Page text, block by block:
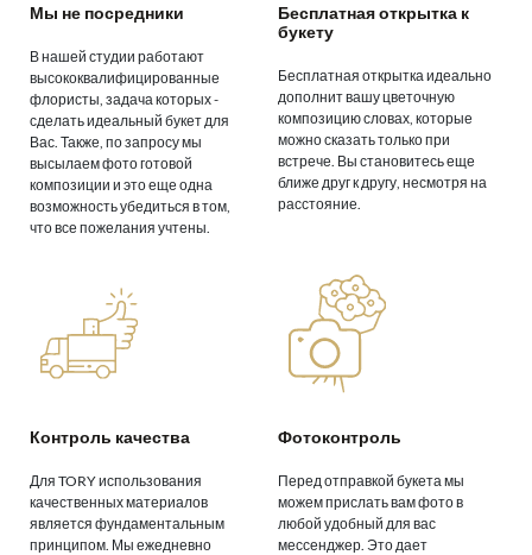
Мы не посредники
В нашей студии работают
высококвалифицированные
флористы, задача которых -
сделать идеальный букет для
Вас. Также, по запросу мы
высылаем фото готовой
композиции и это еще одна
возможность убедиться в том,
что все пожелания учтены.
Бесплатная открытка к
букету
Бесплатная открытка идеально
дополнит вашу цветочную
композицию словах, которые
можно сказать только при
встрече. Вы становитесь еще
ближе друг к другу, несмотря на
расстояние.
Контроль качества
Для TORY использования
качественных материалов
является фундаментальным
принципом. Мы ежедневно
Фотоконтроль
Перед отправкой букета мы
можем прислать вам фото в
любой удобный для вас
мессенджер. Это дает